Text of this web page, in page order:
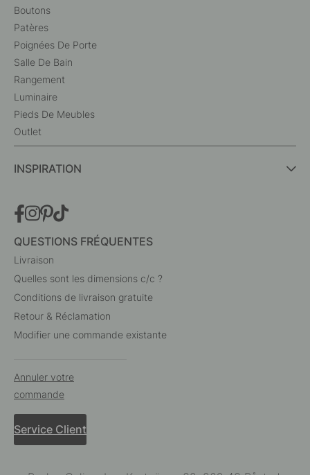
Boutons
Patères
Poignées De Porte
Salle De Bain
Rangement
Luminaire
Pieds De Meubles
Outlet
INSPIRATION
QUESTIONS FRÉQUENTES
Livraison
Quelles sont les dimensions c/c ?
Conditions de livraison gratuite
Retour & Réclamation
Modifier une commande existante
Annuler votre
commande
Service Client